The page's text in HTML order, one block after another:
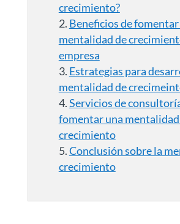
crecimiento?
Beneficios de fomentar
mentalidad de
empresa
Estrategias para
mentalidad de
Servicios de
fomentar una
crecimiento
Conclusión sobre la
crecimiento